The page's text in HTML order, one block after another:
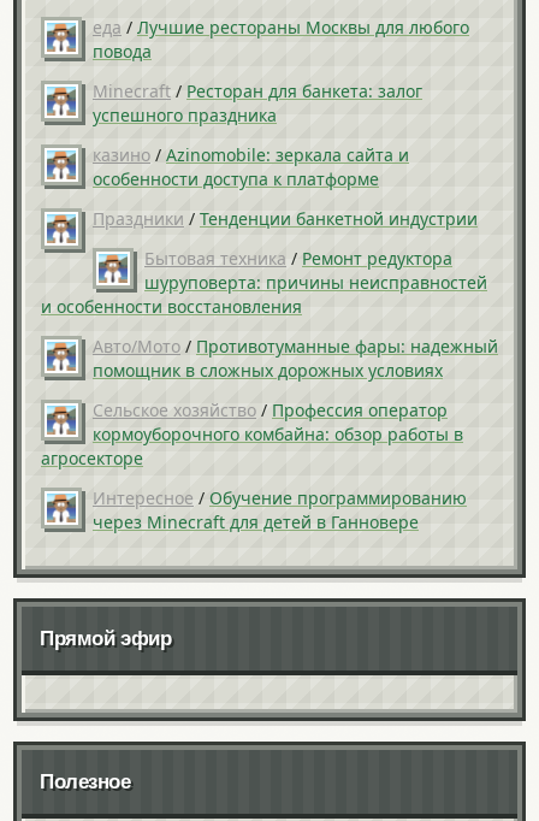
еда / Лучшие рестораны Москвы для любого
повода
Minecraft / Ресторан для банкета: залог
успешного праздника
казино / Azinomobile: зеркала сайта и
особенности доступа к платформе
Праздники / Тенденции банкетной индустрии
Бытовая техника / Ремонт редуктора
шуруповерта: причины неисправностей
и особенности восстановления
Авто/Мото / Противотуманные фары: надежный
помощник в сложных дорожных условиях
Сельское хозяйство / Профессия оператор
кормоуборочного комбайна: обзор работы в
агросекторе
Интересное / Обучение программированию
через Minecraft для детей в Ганновере
Прямой эфир
Полезное